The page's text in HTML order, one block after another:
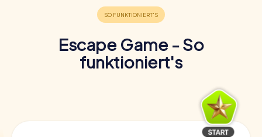
Escape Game - So
funktioniert's